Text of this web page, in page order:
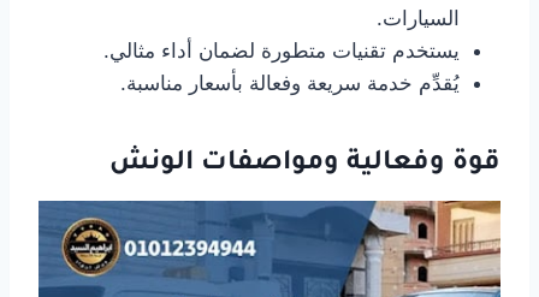
السيارات.
يستخدم تقنيات متطورة لضمان أداء مثالي.
يُقدِّم خدمة سريعة وفعالة بأسعار مناسبة.
قوة وفعالية ومواصفات الونش